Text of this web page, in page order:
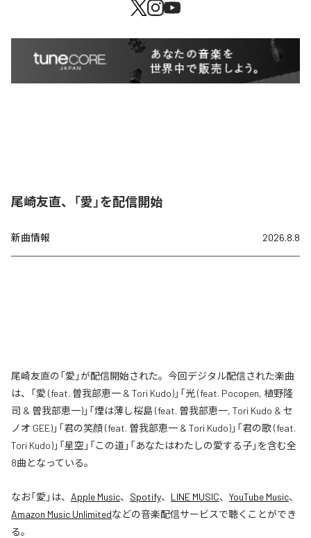
尾崎友直、「愛」を配信開始
新曲情報 2026.8.8
尾崎友直の「愛」が配信開始された。今回デジタル配信された楽曲
は、「愛 (feat. 曽我部恵一 & Tori Kudo)」「光 (feat. Pocopen, 植野隆
司 & 曽我部恵一)」「煙は薄し桜島 (feat. 曽我部恵一, Tori Kudo & セ
ノオ GEE)」「君の笑顔 (feat. 曽我部恵一 & Tori Kudo)」「君の歌 (feat.
Tori Kudo)」「星空」「この道」「あなたはわたしの愛する子」を含む全
8曲となっている。
なお「愛 」は、 Apple Music、 Spotify、 LINE MUSIC、 YouTube Music、
Amazon Music Unlimitedなどの音楽配信サービスで聴くことができ
る。